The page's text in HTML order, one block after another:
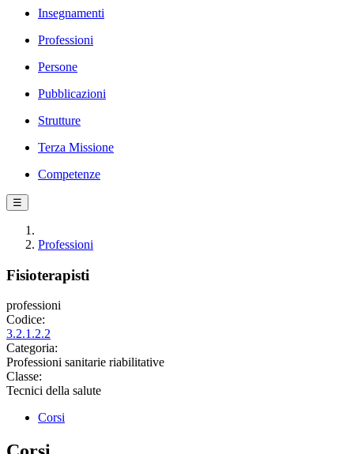
Insegnamenti
Professioni
Persone
Pubblicazioni
Strutture
Terza Missione
Competenze
☰
Professioni
Fisioterapisti
professioni
Codice:
3.2.1.2.2
Categoria:
Professioni sanitarie riabilitative
Classe:
Tecnici della salute
Corsi